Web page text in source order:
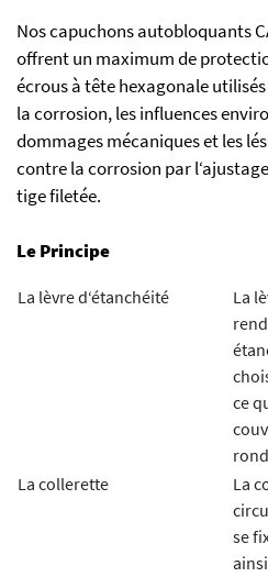
Nos capuchons autobloquants
offrent un maximum de
écrous à tête hexagonale
la corrosion, les influences
dommages mécaniques et les
contre la corrosion par
tige filetée.
Le Principe
La lèvre d‘étanchéité
La
ce
La collerette
La
se